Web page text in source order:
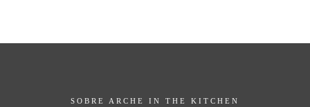
SOBRE ARCHE IN THE KITCHEN